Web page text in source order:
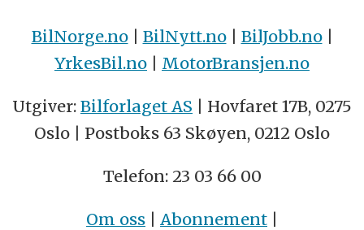
BilNorge.no| BilNytt.no| BilJobb.no|
YrkesBil.no | MotorBransjen.no
Utgiver: Bilforlaget AS | Hovfaret 17B, 0275
Oslo | Postboks 63 Skøyen, 0212 Oslo
Telefon: 23 03 66 00
Om oss | Abonnement |